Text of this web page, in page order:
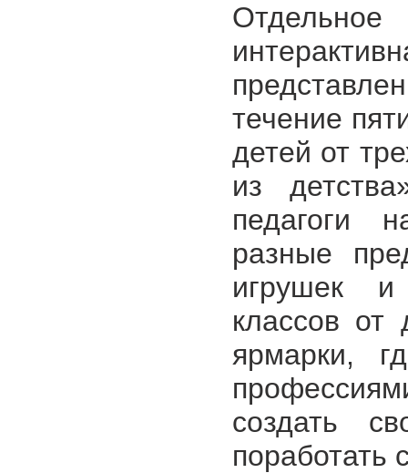
течение
детей от
из
педагоги
разные
игрушек и
классов от
ярмарки,
создать
поработать